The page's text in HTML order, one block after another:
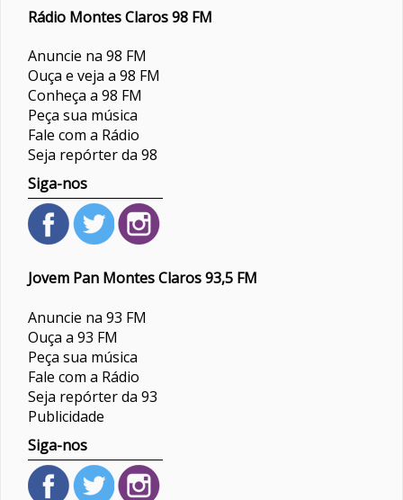
Rádio Montes Claros 98 FM
Anuncie na 98 FM
Ouça e veja a 98 FM
Conheça a 98 FM
Peça sua música
Fale com a Rádio
Seja repórter da 98
Siga-nos
Jovem Pan Montes Claros 93,5 FM
Anuncie na 93 FM
Ouça a 93 FM
Peça sua música
Fale com a Rádio
Seja repórter da 93
Publicidade
Siga-nos